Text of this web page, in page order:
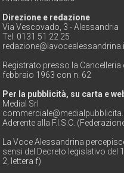
Direzione e redazione
Via Vescovado, 3 - Alessandria
Tel. 0131 51 22 25
Registrato presso la
febbraio 1963 con n. 62
Per la pubblicità, su carta e
Medial Srl
Aderente alla F.I.S.C.
La Voce Alessandrina
sensi del Decreto legislativo del
2, lettera f)